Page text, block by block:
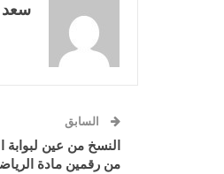
سعد
السابق
النسخ من عين لبوابة
من رقمين مادة